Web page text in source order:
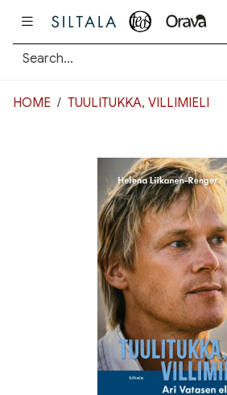
HOME TUULITUKKA, VILLIMIELI